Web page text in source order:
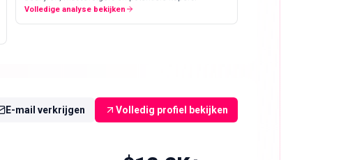
Volledige analyse bekijken
E-mail verkrijgen Volledig profiel bekijken